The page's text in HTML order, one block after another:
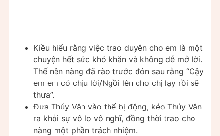
Kiều hiểu rằng việc trao duyên cho em là một
chuyện hết sức khó khăn và không dễ mở lời.
Thế nên nàng đã rào trước đón sau rằng “Cậy
em em có chịu lời/Ngồi lên cho chị lạy rồi sẽ
thưa”.
Đưa Thúy Vân vào thế bị động, kéo Thúy Vân
ra khỏi sự vô lo vô nghĩ, đồng thời trao cho
nàng một phần trách nhiệm.